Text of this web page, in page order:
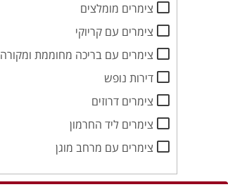
צימרים מומלצים
צימרים עם קריוקי
צימרים עם בריכה מחוממת ומקורה
דירות נופש
צימרים דרוזים
צימרים ליד החרמון
צימרים עם מרחב מוגן